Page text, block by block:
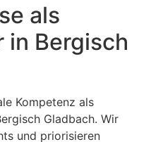
als
in Bergisch
Kompetenz als
Gladbach. Wir
und priorisieren